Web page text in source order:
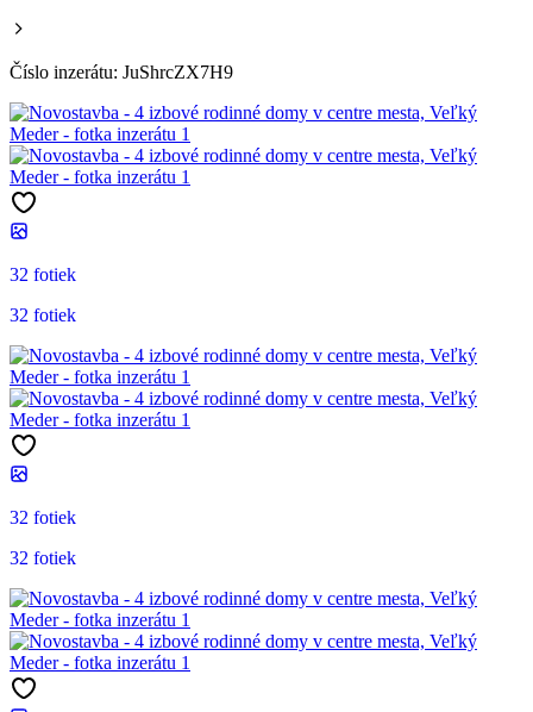
Číslo inzerátu: JuShrcZX7H9
32 fotiek
32 fotiek
32 fotiek
32 fotiek